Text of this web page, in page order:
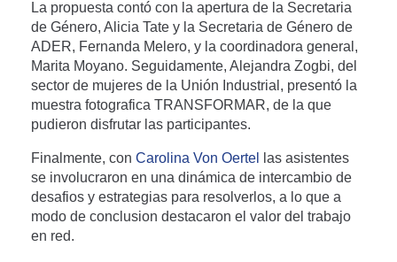
La propuesta contó con la apertura de la Secretaria
de Género, Alicia Tate y la Secretaria de Género de
ADER, Fernanda Melero, y la coordinadora general,
Marita Moyano. Seguidamente, Alejandra Zogbi, del
sector de mujeres de la Unión Industrial, presentó la
muestra fotografica TRANSFORMAR, de la que
pudieron disfrutar las participantes.
Finalmente, con Carolina Von Oertel
las asistentes
se involucraron en una dinámica de intercambio de
desafios y estrategias para resolverlos, a lo que a
modo de conclusion destacaron el valor del trabajo
en red.